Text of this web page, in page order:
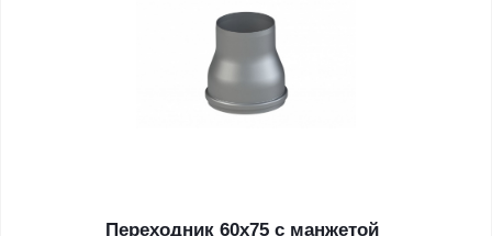
Переходник 60х75 с манжетой